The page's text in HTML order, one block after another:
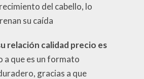
del cabello, lo
su caída
relación calidad precio es
a que es un formato
gracias a que